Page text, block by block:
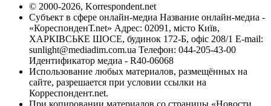
© 2000-2026, Korrespondent.net
Субъект в сфере онлайн-медиа Название онлайн-медиа -
«КореспонденТ.net» Адрес: 02091, місто Київ,
ХАРКІВСЬКЕ ШОСЕ, будинок 172-Б, офіс 208/1 E-mail:
sunlight@mediadim.com.ua Телефон: 044-205-43-00
Идентификатор медиа - R40-06068
Использование любых материалов, размещённых на
сайте, разрешается при условии ссылки на
Корреспондент.net.
При копировании материалов со страницы «Новости